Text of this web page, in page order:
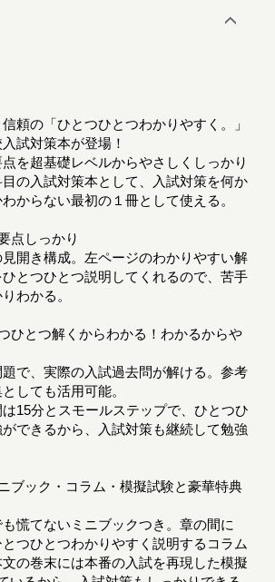
頼の「ひとつひとつわかりやすく。」
試対策本が登場！
を超基礎レベルからやさしくしっかり
の入試対策本として、入試対策を何か
からない最初の１冊として使える。
点しっかり
開き構成。左ページのわかりやすい解
とつひとつ説明してくれるので、苦手
わかる。
ひとつ解くからわかる！わかるからや
で、実際の入試過去問が解ける。参考
しても活用可能。
15分とスモールステップで、ひとつひ
できるから、入試対策も継続して勉強
ブック・コラム・模擬試験と豪華特典
慌てないミニブックつき。章の間に
つひとつわかりやすく説明するコラム
の巻末には本番の入試を再現した模擬